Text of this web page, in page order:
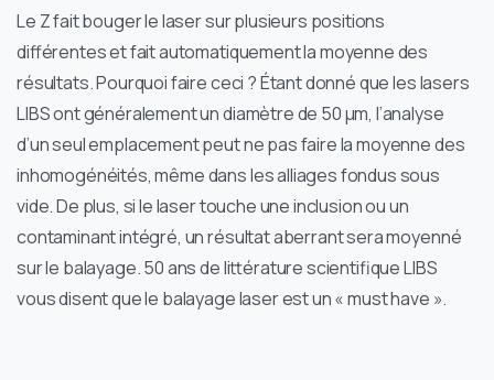
Le Z fait bouger le laser sur plusieurs positions
différentes et fait automatiquement la moyenne des
résultats. Pourquoi faire ceci ? Étant donné que les lasers
LIBS ont généralement un diamètre de 50 µm, l’analyse
d’un seul emplacement peut ne pas faire la moyenne des
inhomogénéités, même dans les alliages fondus sous
vide. De plus, si le laser touche une inclusion ou un
contaminant intégré, un résultat aberrant sera moyenné
sur le balayage. 50 ans de littérature scientifique LIBS
vous disent que le balayage laser est un « must have ».